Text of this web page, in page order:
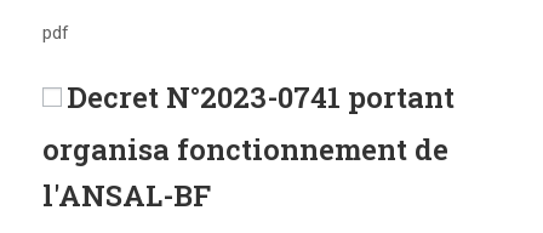
pdf
Decret N°2023-0741 portant
organisa fonctionnement de
l'ANSAL-BF